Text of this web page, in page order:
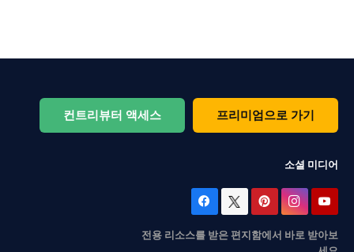
컨트리뷰터 액세스 프리미엄으로 가기
소셜 미디어
전용 리소스를 받은 편지함에서 바로 받아보